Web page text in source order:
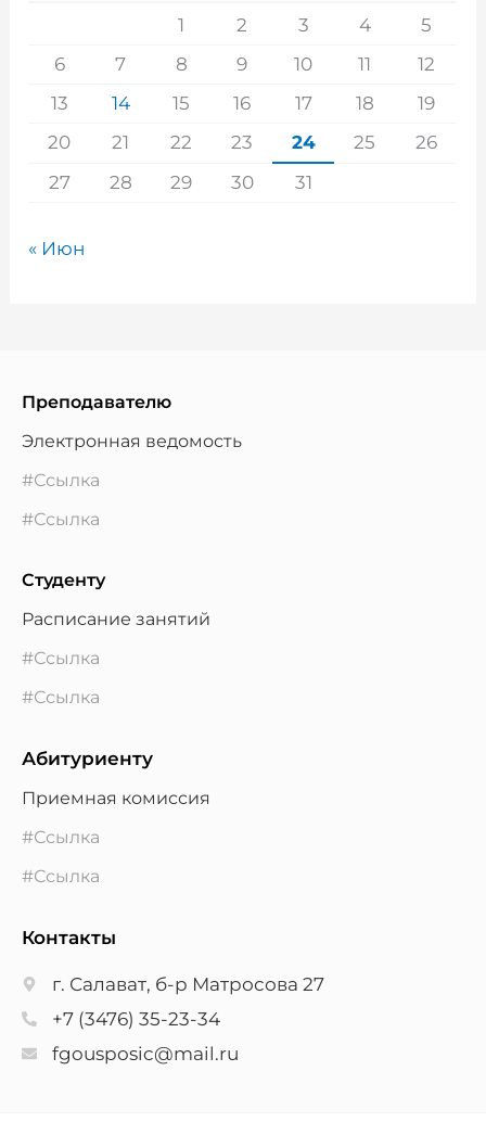
1 2 3 4
5
6
7 8 9 10 11
12
13
14 15 16 17 18
19
20
21 22 23 24 25
26
27
28 29 30 31
« Июн
Преподавателю
Электронная ведомость
#Ссылка
#Ссылка
Студенту
Расписание занятий
#Ссылка
#Ссылка
Абитуриенту
Приемная комиссия
#Ссылка
#Ссылка
Контакты
г. Салават, б-р Матросова 27
+7 (3476) 35-23-34
fgousposic@mail.ru